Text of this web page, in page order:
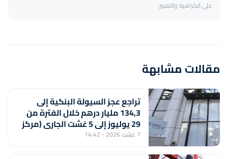
على الكراهية والتمييز.
مقالات مشابهة
تراجع عجز السيولة البنكية إلى
134,3 مليار درهم خلال الفترة من
29 يوليوز إلى 5 غشت الجاري (مركز
أبحاث)
7 غشت 2026 - 14:42